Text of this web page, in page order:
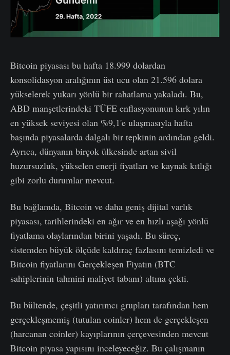
Bitcoin piyasası bu hafta 18.999 dolardan
konsolidasyon aralığının üst ucu olan 21.596 dolara
yükselerek yukarı yönlü bir rahatlama yakaladı. Bu,
ABD manşetlerindeki TÜFE enflasyonunun kırk yılın
en yüksek seviyesi olan %9,1'e ulaşmasıyla hafta
başında piyasalarda dalgalı bir tepkinin ardından geldi.
Ayrıca, dünyanın birçok ülkesinde artan sivil
huzursuzluk, yükselen enerji fiyatları ve kaynak kıtlığı
gibi zorlu durumlar mevcut.
Bu bağlamda, Bitcoin ve daha geniş dijital varlık
piyasası, tarihlerindeki en ağır ve en hızlı aşağı yönlü
fiyatlama olaylarından birini yaşadı. Bu süreç,
sistemden büyük ölçüde kaldıraç fazlasını temizledi ve
Bitcoin fiyatlarını Gerçekleşen Fiyatın (BTC
sahiplerinin tahmini maliyet tabanı) altına çekti.
Bu bültende, çeşitli yatırımcı grupları tarafından hem
gerçekleşmemiş (tutulan coinler) hem de gerçekleşen
(harcanan coinler) kayıplarının çerçevesinden mevcut
Bitcoin piyasa yapısını inceleyeceğiz. Bu çalışmanın